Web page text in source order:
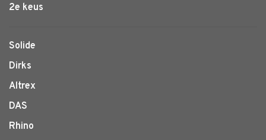
2e keus
Solide
Dirks
Altrex
DAS
Rhino